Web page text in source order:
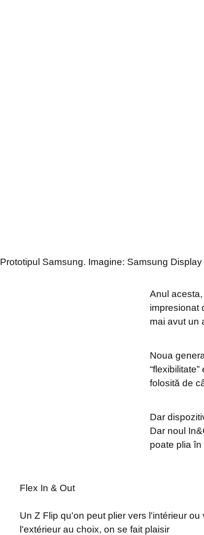
Prototipul Samsung. Imagine: Samsung Display
Anul
impresionat
mai avut un
Noua
folosită de
Dar
Dar noul
poate plia
Flex In & Out
Un Z Flip qu'on peut plier vers l'intérieur ou
l'extérieur au choix, on se fait plaisir